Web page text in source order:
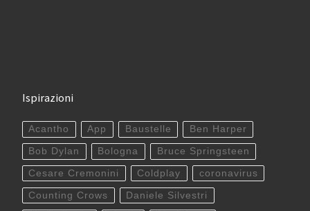
Ispirazioni
Acantho App Baustelle Ben Harper
Bob Dylan Bologna Bruce Springsteen
Cesare Cremonini Coldplay coronavirus
Counting Crows Daniele Silvestri